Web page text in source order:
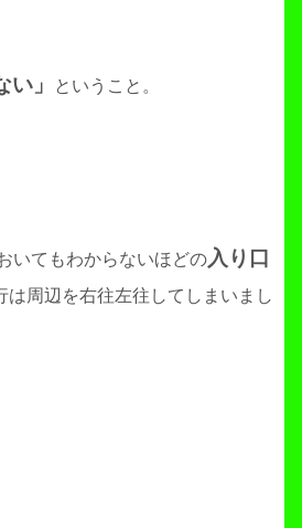
い」 ということ。
いてもわからないほどの入り口
は周辺を右往左往してしまいまし